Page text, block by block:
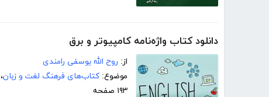
دانلود کتاب واژه‌نامه کامپیوتر و برق
از: روح الله یوسفی رامندی
موضوع: کتاب‌های فرهنگ لغت و زبان،
۱۹۳ صفحه